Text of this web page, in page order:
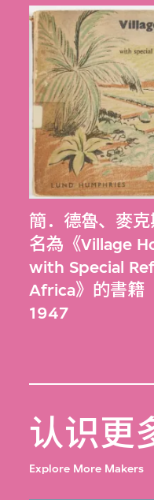
簡．德魯、麥
名為《Village
with Special
Africa》的書籍
1947
认识更
Explore More Makers